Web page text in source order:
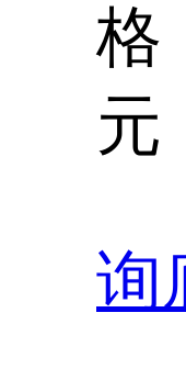
格
元
询